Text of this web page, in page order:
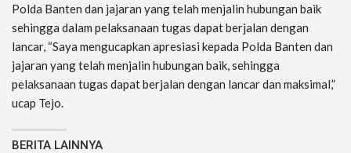
Polda Banten dan jajaran yang telah menjalin hubungan baik
sehingga dalam pelaksanaan tugas dapat berjalan dengan
lancar, “Saya mengucapkan apresiasi kepada Polda Banten dan
jajaran yang telah menjalin hubungan baik, sehingga
pelaksanaan tugas dapat berjalan dengan lancar dan maksimal,”
ucap Tejo.
BERITA LAINNYA